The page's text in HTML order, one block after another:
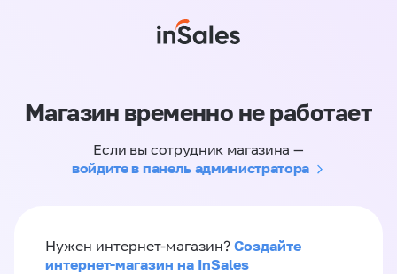
Магазин временно не работает
Если вы сотрудник магазина —
войдите в панель администратора
Нужен интернет-магазин? Создайте
интернет-магазин на InSales